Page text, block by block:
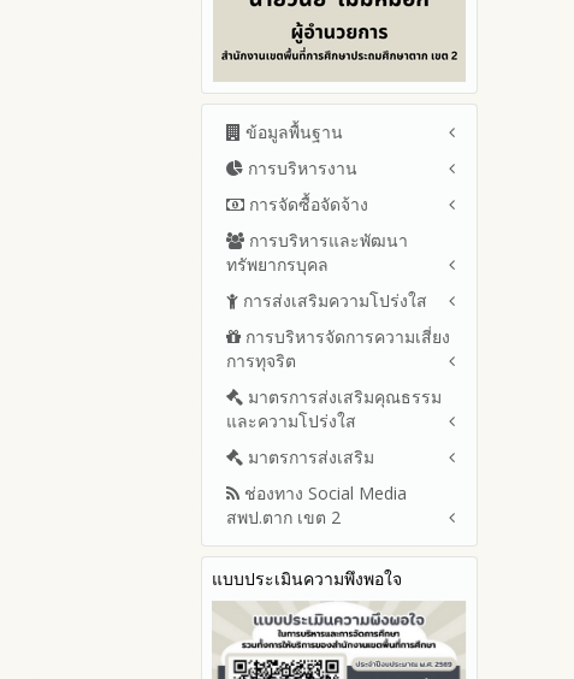
ข้อมูลพื้นฐาน
โครงสร้าง หน้าที่และอำนาจ
ข้อมูลผู้บริหาร
ข้อมูลการติดต่อและ ช่อง
ทางการสอบถาม
ระเบียบ / กฎหมายที่เกี่ยวข้อง
นโยบายคุ้มครองข้อมูลส่วน
บุคคล
ข่าวประชาสัมพันธ์
ข่าวสารพัฒนาสำนักงาน
เกี่ยวข้องกับแนวทางส่งเสริมความ
การบริหารงาน
แผนยุทธศาสตร์หรือแผนพัฒนา
สำนักงานเขตพื้นที่การศึกษา
แผนและความก้าวหน้าในการ
ประจำปีงบประมาณ
ปีงบประมาณ 2569
ปีงบประมาณ 2568
ปีงบประมาณ 2567
ปีงบประมาณ 2566
ปีงบประมาณ 2565
รายงานผลการดำเนินงาน
ประจำปี
รายงานผลปี 2567
รายงานผลปี 2566
รายงานผลปี 2565
รายงานผลปี 2564
การจัดซื้อจัดจ้าง
สรุปผลการจัดซื้อจัดจ้างหรือการ
จัดหาพัสดุรายเดือน ประจำ
ปีงบประมาณ พ.ศ.2569 (แบบ
สขร.1)
รายงานสรุปผลการจัดซื้อจัดจ้าง
หรือการจัดหาพัสดุของสำนักงาน
เขตพื้นที่การศึกษา ประจำ
ปีงบประมาณ พ.ศ. 2568
การบริหารและพัฒนา
ทรัพยากรบุคล
หลักเกณฑ์และแผนการบริหาร
และพัฒนาทรัพยากรบุคลล ประจำ
ปีงบประมาณ พ.ศ.2569
พัฒนาทรัพยากรบุคคลประจำ
ปีงบประมาณ
ประมวลจริยธรรมและการขับ
เคลื่อนจริยธรรม
การส่งเสริมความโปร่งใส
แนวปฏิบัติการจัดการเรื่องร้อง
เรียนการทุจริตและประพฤติมิชอบ
ช่องทางแจ้งเรื่องร้องเรียนการ
ทุจริตและประพฤติมิชอบ
ข้อมูลสถิติเรื่องร้องเรียนการ
ทุจริตและประพฤติมิชอบ ประจำ
ปีงบประมาณ
การเปิดโอกาสให้มีส่วนร่วมใน
การดำเนินงานปีงบประมาณ
การบริหารจัดการความเสี่ยง
การทุจริต
การขับเคลื่อนนโยบาย No Gift
Policy จากการปฏิบัติหน้าที่ และ
การเสริมสร้างความรู้เกี่ยวกับหลัก
เกณฑ์การรับ ทรัพย์สินหรือประ
โปยชน์อื่นใดโดยธรรมจรรยาของ
เจ้าพนักงานของรัฐ
การประเมินความเสี่ยง ใน
สำนักงานเขตพื้นที่การศึกษา
ประจำปีงบประมาณ
รายงานผลการดำเนินการตาม
แผนบริหารจัดการความเสี่ยงการ
ทุจริตของสำนักงานเขตพื้นที่การ
มาตรการส่งเสริมคุณธรรม
และความโปร่งใส
แผนปฏิบัติการป้องกันการทุจริต
ประจำปีงบประมาณ
2569
2568
2567
2566
2565
2564
มาตรการส่งเสริม
มาตรการเผยแพร่ข้อมูลต่อ
สาธารณะ
มาตรการส่งเสริมความโปร่งใสใน
การจัดซื้อจัดจ้าง
มาตราการจัดการเรื่องร้องเรียน
การทุจริต
มาตรการป้องกันการรับสินบน
ช่องทาง Social Media
สพป.ตาก เขต 2
Q&A / ชมเชย / เสนอแนะ
Facebook เพจ สพป.ตาก 2
Youtube ช่อง สพป.ตาก เขต 2
Youtube เรื่องเล่าข่าวตาก 2
แบบประเมินความพึงพอใจ